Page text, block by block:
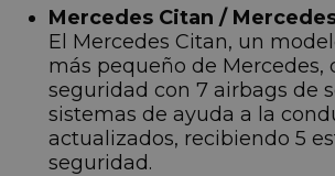
Mercedes Citan /
El Mercedes Citan, un
más pequeño de Mercedes,
seguridad con 7 airbags de
sistemas de ayuda a la
actualizados, recibiendo 5
seguridad.